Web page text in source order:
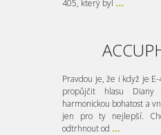
405, který byl ...
Pravdou je, že i když je
propůjčit hlasu
harmonickou bohatost a
jen pro ty nejlepší.
odtrhnout od ...